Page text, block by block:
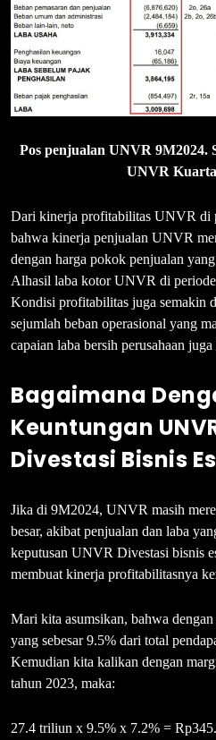
Pos penjualan UNVR 9M2024.
UNVR
Dari kinerja profitabilitas UNVR di
bahwa kinerja penjualan UNVR
dengan harga pokok penjualan
Alhasil laba kotor UNVR di
Kondisi profitabilitas juga semakin
sejumlah beban operasional yang
capaian laba bersih perusahaan juga
Bagaimana
Keuntungan
Divestasi Bisnis
Jika di 9M2024, UNVR masih
besar, akibat penjualan dan laba
keputusan UNVR Divestasi bisnis
membuat kinerja profitabilitasnya
Mari kita asumsikan, bahwa
yang sebesar 9.5% dari total
Kemudian kita kalikan dengan
tahun 2023, maka:
27.4 triliun x 9.5% x 7.2% =